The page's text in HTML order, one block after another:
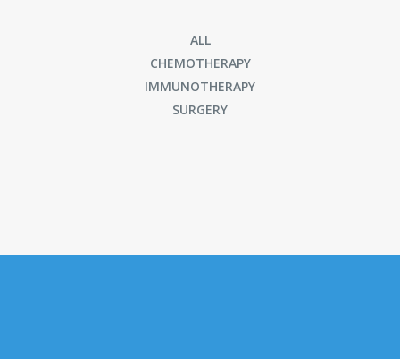
ALL
CHEMOTHERAPY
IMMUNOTHERAPY
SURGERY